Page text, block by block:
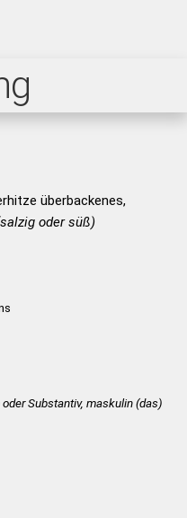
überbackenes,
oder süß)
Substantiv, maskulin(das)